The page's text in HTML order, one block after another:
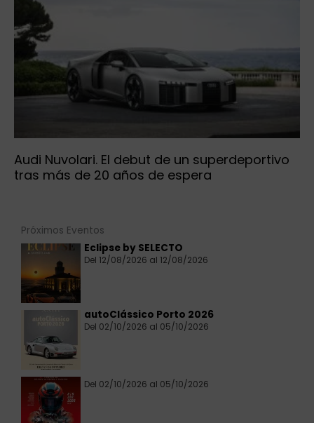
Audi Nuvolari. El debut de un superdeportivo
tras más de 20 años de espera
Próximos Eventos
Eclipse by SELECTO
Del 12/08/2026 al 12/08/2026
autoClássico Porto 2026
Del 02/10/2026 al 05/10/2026
Del 02/10/2026 al 05/10/2026